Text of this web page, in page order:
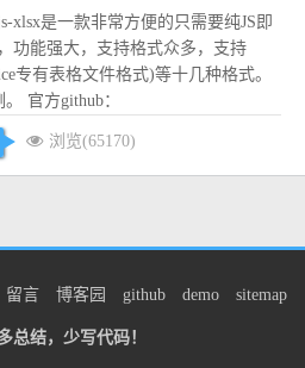
xlsx是一款非常方便的只需要纯JS即
功能强大，支持格式众多，支持
专有表格文件格式)等十几种格式。
官方github：
本文配套demo在线演示地址：
浏览(65170)
留言 博客园 github demo sitemap
总结，少写代码！